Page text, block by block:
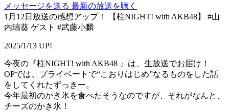
メッセージを送る 最新の放送を聴く
1月12日放送の感想アップ！ 【柱NIGHT! with AKB48】 #山
内瑞葵 ゲスト #武藤小麟
2025/1/13 UP!
今夜の『柱NIGHT! with AKB48 』は、生放送でお届け！
OPでは、プライベートで“こおりはじめ”なるものをした話
をしてくれたずっきー。
今年最初のかき氷を食べたそうなのですが、それがなんと、
チーズのかき氷！